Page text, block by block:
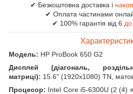
✔ Безкоштовна доставка і
✔ Оплата частинами
✔ 100% гарантія від 6 до
Модель: HP ProBook 650 G2
Дисплей (діагональ,
матриці): 15.6" (1920x1080) TN,
Процесор: Intel Core i5-6300U (2 (4)